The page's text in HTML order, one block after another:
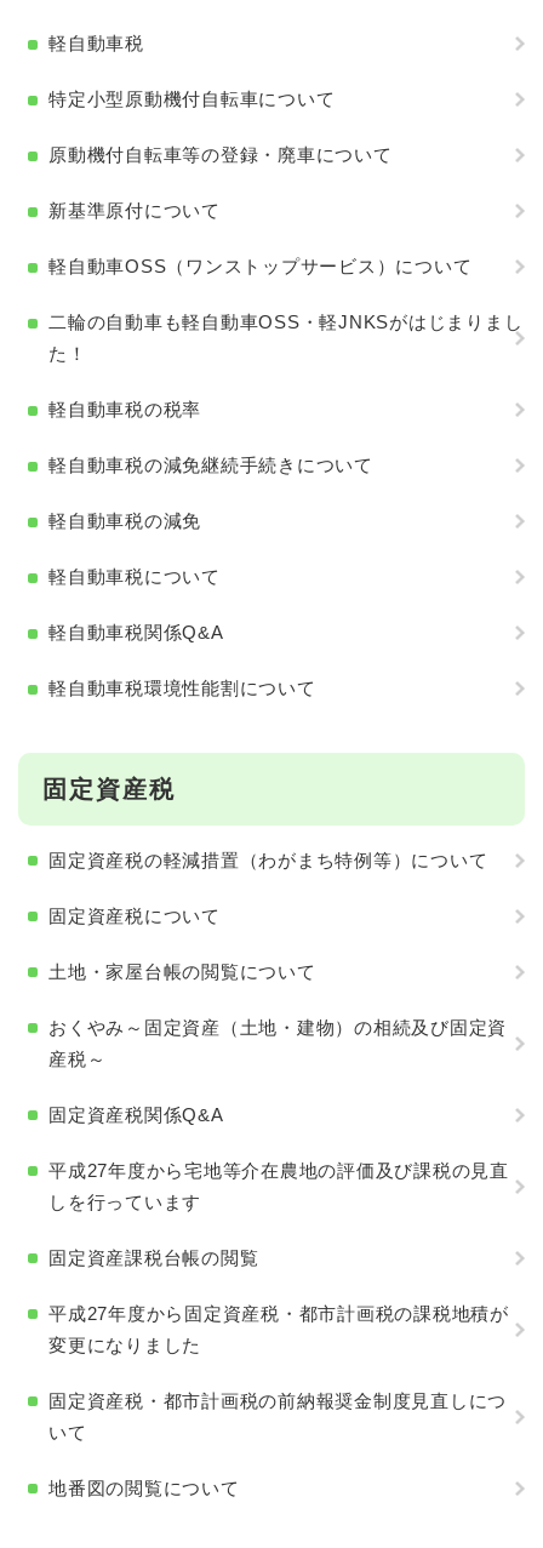
軽自動車税
特定小型原動機付自転車について
原動機付自転車等の登録・廃車について
新基準原付について
軽自動車OSS（ワンストップサービス）について
二輪の自動車も軽自動車OSS・軽JNKSがはじまりまし
た！
軽自動車税の税率
軽自動車税の減免継続手続きについて
軽自動車税の減免
軽自動車税について
軽自動車税関係Q&A
軽自動車税環境性能割について
固定資産税
固定資産税の軽減措置（わがまち特例等）について
固定資産税について
土地・家屋台帳の閲覧について
おくやみ～固定資産（土地・建物）の相続及び固定資
産税～
固定資産税関係Q&A
平成27年度から宅地等介在農地の評価及び課税の見直
しを行っています
固定資産課税台帳の閲覧
平成27年度から固定資産税・都市計画税の課税地積が
変更になりました
固定資産税・都市計画税の前納報奨金制度見直しにつ
いて
地番図の閲覧について